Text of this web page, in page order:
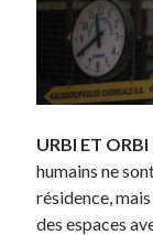
URBI ET ORBI
humains ne
résidence,
des espaces